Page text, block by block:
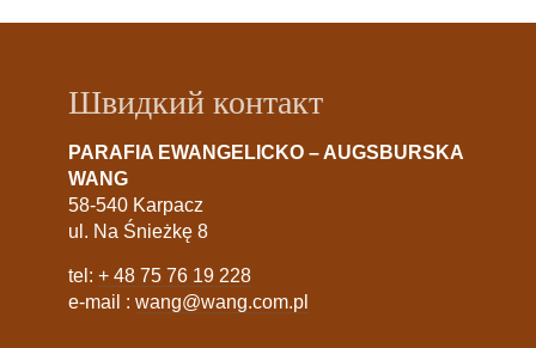
Швидкий контакт
PARAFIA EWANGELICKO – AUGSBURSKA
WANG
58-540 Karpacz
ul. Na Śnieżkę 8
tel: + 48 75 76 19 228
e-mail : wang@wang.com.pl